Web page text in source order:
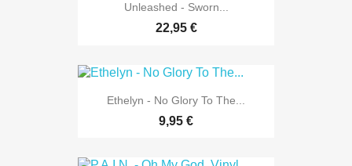
Unleashed - Sworn...
22,95 €
Ethelyn - No Glory To The...
9,95 €